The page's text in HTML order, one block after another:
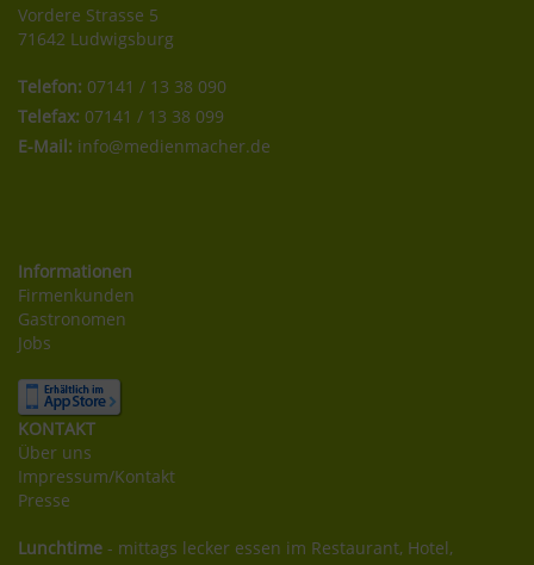
Vordere Strasse 5
71642 Ludwigsburg
Telefon: 07141 / 13 38 090
Telefax: 07141 / 13 38 099
E-Mail: info@medienmacher.de
Informationen
Firmenkunden
Gastronomen
Jobs
KONTAKT
Über uns
Impressum/Kontakt
Presse
Lunchtime - mittags lecker essen im Restaurant, Hotel,